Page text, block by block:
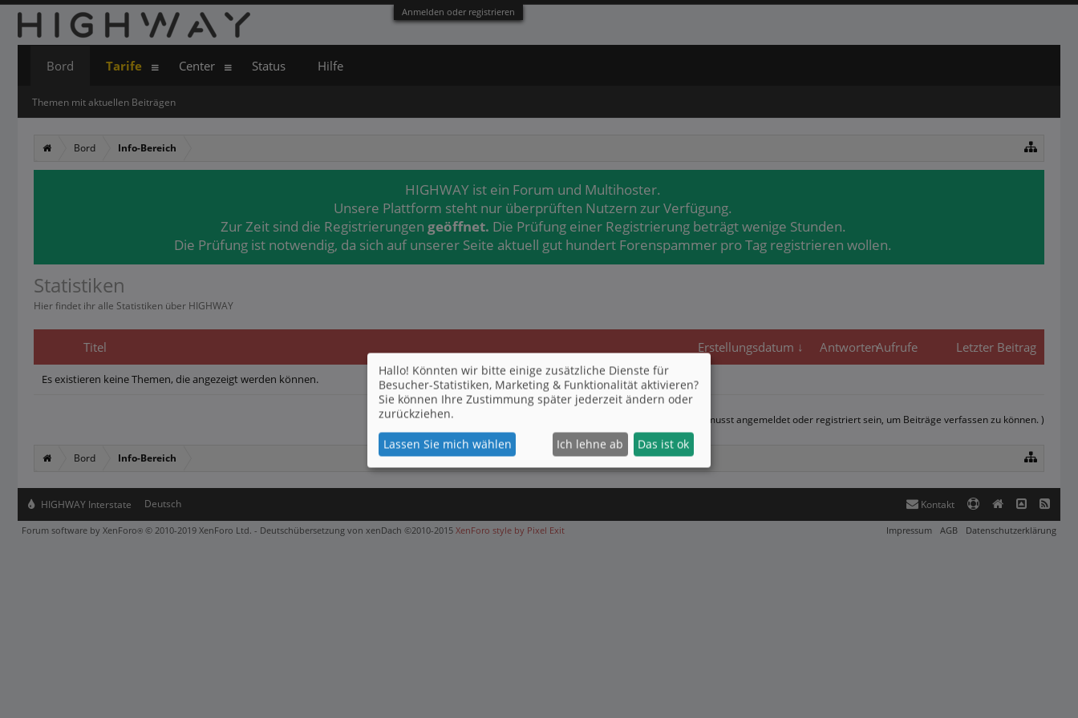
Anmelden oder registrieren
Bord Info-Bereich
HIGHWAY ist ein Forum und Multihoster.
Unsere Plattform steht nur überprüften Nutzern zur Verfügung.
Zur Zeit sind die Registrierungen geöffnet. Die Prüfung einer Registrierung beträgt wenige Stunden.
Die Prüfung ist notwendig, da sich auf unserer Seite aktuell gut hundert Forenspammer pro Tag registrieren wollen.
Statistiken
Hier findet ihr alle Statistiken über HIGHWAY
Titel Erstellungsdatum ↓ AntwortenAufrufe Letzter Beitrag
Es existieren keine Themen, die angezeigt werden können.
Optionen für die Themenanzeige
(Du musst angemeldet oder registriert sein, um Beiträge verfassen zu können. )
Bord Info-Bereich
Bord
Themen mit aktuellen Beiträgen
Tarife Center Status Hilfe
HIGHWAY Interstate Deutsch Kontakt
Impressum AGB Datenschutzerklärung
Forum software by XenForo® © 2010-2019 XenForo Ltd. - Deutschübersetzung von xenDach ©2010-2015 XenForo style by Pixel Exit
Hallo! Könnten wir bitte einige zusätzliche Dienste für
Besucher-Statistiken, Marketing & Funktionalität aktivieren?
Sie können Ihre Zustimmung später jederzeit ändern oder
zurückziehen.
Lassen Sie mich wählen Ich lehne ab Das ist ok